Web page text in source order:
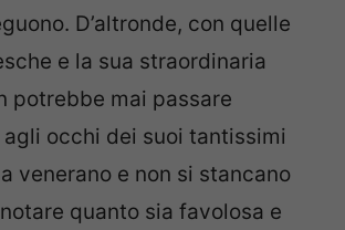
D’altronde, con quelle
e la sua straordinaria
potrebbe mai passare
occhi dei suoi tantissimi
venerano e non si stancano
quanto sia favolosa e